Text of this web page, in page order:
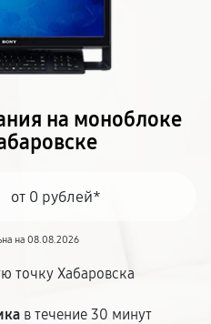
на моноблоке
от 0 рублей*
на 08.08.2026
точку Хабаровска
в течение 30 минут